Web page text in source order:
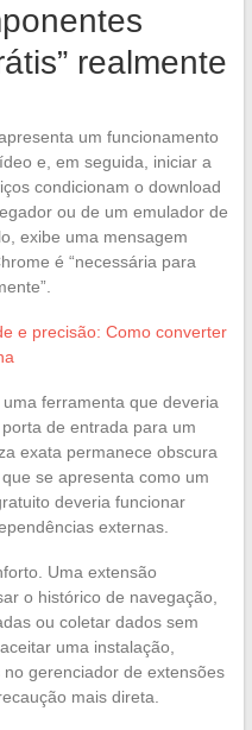
realmente
um funcionamento
e, em seguida, iniciar a
condicionam o download
ou de um emulador de
exibe uma mensagem
é “necessária para
e precisão: Como converter
ferramenta que deveria
de entrada para um
exata permanece obscura
se apresenta como um
deveria funcionar
externas.
Uma extensão
o histórico de navegação,
ou coletar dados sem
uma instalação,
gerenciador de extensões
mais direta.